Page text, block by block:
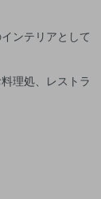
ンテリアとして
理処、レストラ